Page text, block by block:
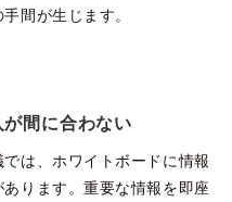
間が生じます。
間に合わない
は、ホワイトボードに情報
ります。重要な情報を即座